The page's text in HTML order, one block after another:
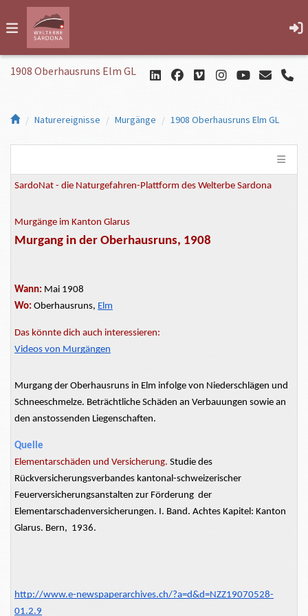
1908 Oberhausruns Elm GL
Naturereignisse Murgänge 1908 Oberhausruns Elm GL
SardoNat - die Naturgefahren-Plattform des Welterbe Sardona
Murgänge im Kanton Glarus
Murgang in der Oberhausruns, 1908
Wann: Mai 1908
Wo: Oberhausruns, Elm
Das könnte dich auch interessieren:
Videos von Murgängen
Murgang der Oberhausruns in Elm infolge von Niederschlägen und
Schneeschmelze. Beträchtliche Schäden an Verbauungen sowie an
den anstossenden Liegenschaften.
Quelle
Elementarschäden und Versicherung. Studie des
Rückversicherungsverbandes kantonal-schweizerischer
Feuerversicherungsanstalten zur Förderung der
Elementarschadenversicherungen. I. Band. Achtes Kapitel: Kanton
Glarus. Bern, 1936.
http://www.e-newspaperarchives.ch/?a=d&d=NZZ19070528-
01.2.9